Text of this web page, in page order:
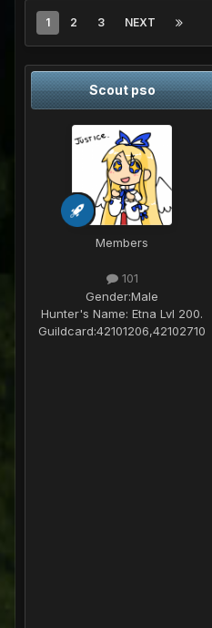
1 2 3 NEXT
Scout pso
Members
101
Gender:Male
Hunter's Name: Etna Lvl 200.
Guildcard:42101206,42102710